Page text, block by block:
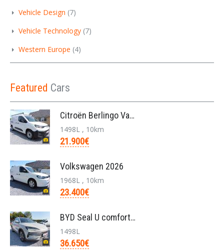
Vehicle Design (7)
Vehicle Technology (7)
Western Europe (4)
Featured Cars
Citroën Berlingo Van L2 950KG BlueHDi 130pk/automa
1498L , 10km
21.900€
Volkswagen 2026
1968L , 10km
23.400€
BYD Seal U comfort/26.6kwh pHEV /nieuw/36650€/bj20
1498L
36.650€